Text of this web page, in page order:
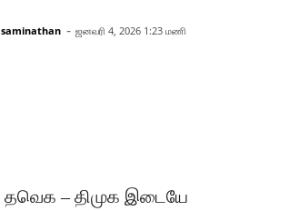
saminathan - ஜனவரி 4, 2026 1:23 மணி
தவெக – திமுக இடையே